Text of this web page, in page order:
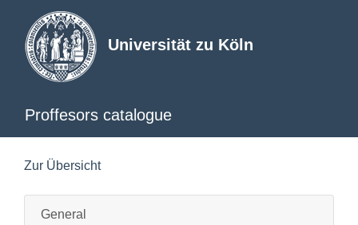
Universität zu Köln
Proffesors catalogue
Zur Übersicht
General